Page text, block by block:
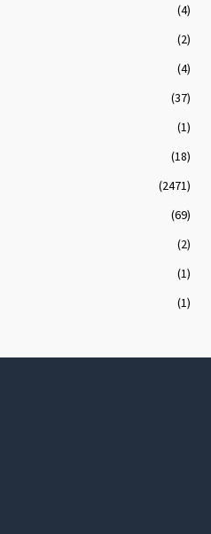
(4)
(2)
(4)
(37)
(1)
(18)
(2471)
(69)
(2)
(1)
(1)